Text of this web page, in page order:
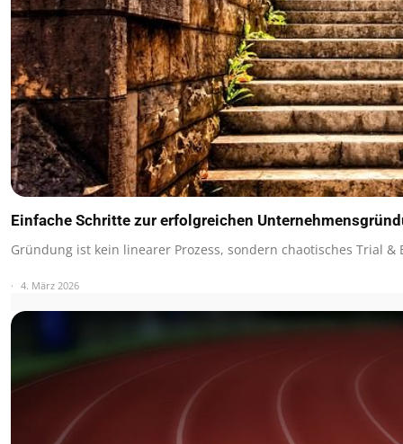
Einfache Schritte zur erfolgreichen
Gründung ist kein linearer Prozess, sondern chaotisches Trial &
4. März 2026